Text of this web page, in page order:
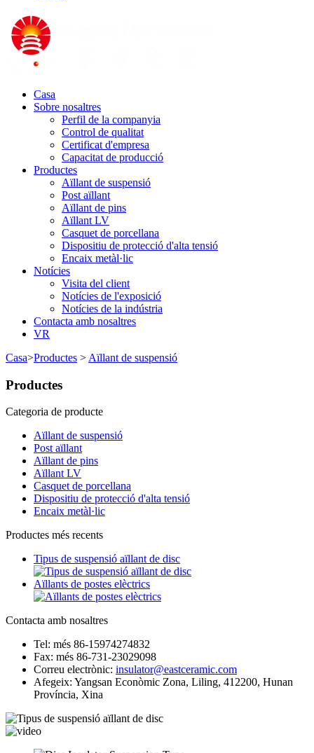
Casa
Sobre nosaltres
Perfil de la companyia
Control de qualitat
Certificat d'empresa
Capacitat de producció
Productes
Aïllant de suspensió
Post aïllant
Aïllant de pins
Aïllant LV
Casquet de porcellana
Dispositiu de protecció d'alta tensió
Encaix metàl·lic
Notícies
Visita del client
Notícies de l'exposició
Notícies de la indústria
Contacta amb nosaltres
VR
Casa>Productes > Aïllant de suspensió
Productes
Categoria de producte
Aïllant de suspensió
Post aïllant
Aïllant de pins
Aïllant LV
Casquet de porcellana
Dispositiu de protecció d'alta tensió
Encaix metàl·lic
Productes més recents
Tipus de suspensió aïllant de disc
Aïllants de postes elèctrics
Contacta amb nosaltres
Tel: més 86-15974274832
Fax: més 86-731-23029098
Correu electrònic: insulator@eastceramic.com
Afegeix: Yangsan Econòmic Zona, Liling, 412200, Hunan
Província, Xina